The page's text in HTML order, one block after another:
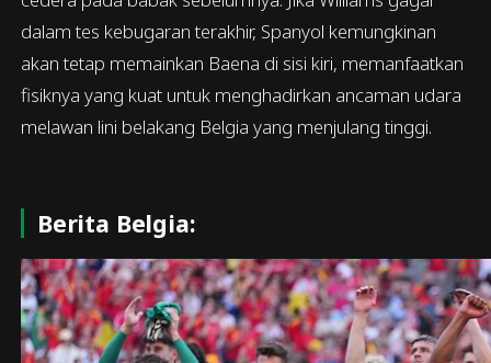
dalam tes kebugaran terakhir, Spanyol kemungkinan
akan tetap memainkan Baena di sisi kiri, memanfaatkan
fisiknya yang kuat untuk menghadirkan ancaman udara
melawan lini belakang Belgia yang menjulang tinggi.
Berita Belgia: